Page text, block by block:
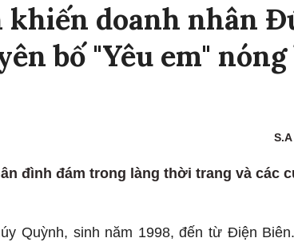
khiến doanh nhân
bố "Yêu em"
S.A
đình đám trong làng thời trang và các
Quỳnh, sinh năm 1998, đến từ Điện